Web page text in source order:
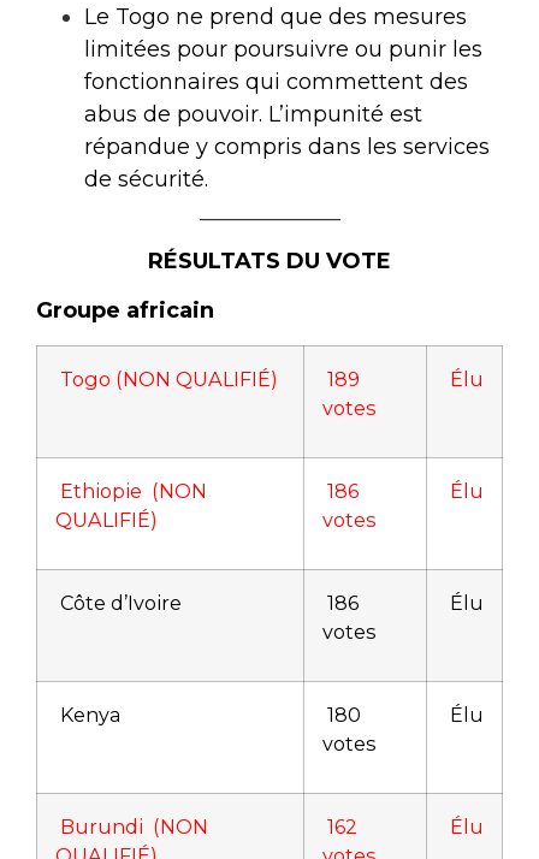
Le Togo ne prend que des mesures
limitées pour poursuivre ou punir les
fonctionnaires qui commettent des
abus de pouvoir. L’impunité est
répandue y compris dans les services
de sécurité.
RÉSULTATS DU VOTE
Groupe africain
Togo (NON QUALIFIÉ)
189
votes
Élu
Ethiopie (NON
QUALIFIÉ)
186
votes
Élu
Côte d’Ivoire
186
votes
Élu
Kenya
180
votes
Élu
Burundi (NON
162
Élu